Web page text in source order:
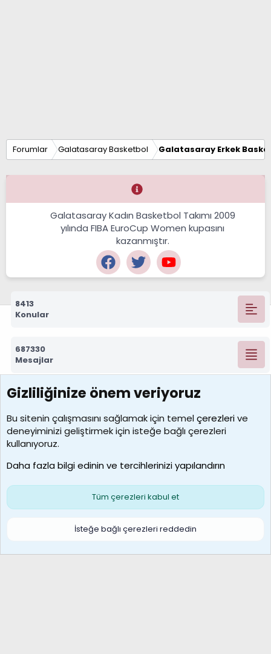
Forumlar Galatasaray Basketbol Galatasaray Erkek
Galatasaray Kadın Basketbol Takımı 2009
yılında FIBA EuroCup Women kupasını
kazanmıştır.
8413
Konular
687330
Mesajlar
7390
Kullanıcılar
MosesBrownHayranı
Son üye
Çerezler
S
Gizliliğinize önem veriyoruz
Bu sitenin çalışmasını sağlamak için temelçerezlerive
deneyiminizi geliştirmek için isteğe bağlı çerezleri
kullanıyoruz.
Daha fazla bilgi edinin ve tercihlerinizi yapılandırın
Tüm çerezleri kabul et
İsteğe bağlı çerezleri reddedin